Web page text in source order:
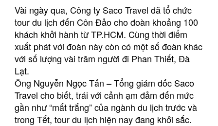
Vài ngày qua, Công ty Saco Travel đã tổ chức
tour du lịch đến Côn Đảo cho đoàn khoảng 100
khách khởi hành từ TP.HCM. Cùng thời điểm
xuất phát với đoàn này còn có một số đoàn khác
với số lượng vài trăm người đi Phan Thiết, Đà
Lạt.
Ông Nguyễn Ngọc Tấn – Tổng giám đốc Saco
Travel cho biết, trái với cảnh ạm đảm đến mức
gần như “mất trắng” của ngành du lịch trước và
trong Tết, tour du lịch hiện nay đang khởi sắc.